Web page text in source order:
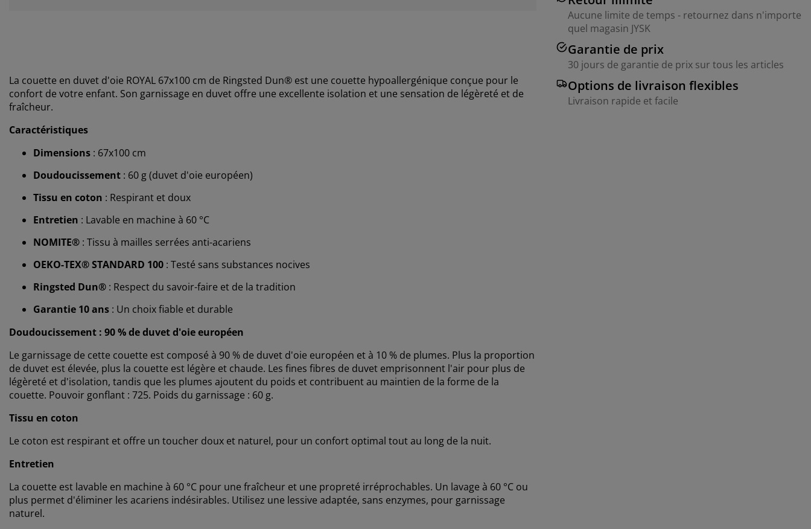
Aucune limite de temps - retournez dans n'importe
quel magasin JYSK
Garantie de prix
30 jours de garantie de prix sur tous les articles
Options de livraison flexibles
Livraison rapide et facile
La couette en duvet d'oie ROYAL 67x100 cm de Ringsted Dun® est une couette hypoallergénique conçue pour le
confort de votre enfant. Son garnissage en duvet offre une excellente isolation et une sensation de légèreté et de
fraîcheur.
Caractéristiques
Dimensions : 67x100 cm
Doudoucissement : 60 g (duvet d'oie européen)
Tissu en coton : Respirant et doux
Entretien : Lavable en machine à 60 °C
NOMITE® : Tissu à mailles serrées anti-acariens
OEKO-TEX® STANDARD 100 : Testé sans substances nocives
Ringsted Dun® : Respect du savoir-faire et de la tradition
Garantie 10 ans : Un choix fiable et durable
Doudoucissement : 90 % de duvet d'oie européen
Le garnissage de cette couette est composé à 90 % de duvet d'oie européen et à 10 % de plumes. Plus la proportion
de duvet est élevée, plus la couette est légère et chaude. Les fines fibres de duvet emprisonnent l'air pour plus de
légèreté et d'isolation, tandis que les plumes ajoutent du poids et contribuent au maintien de la forme de la
couette. Pouvoir gonflant : 725. Poids du garnissage : 60 g.
Tissu en coton
Le coton est respirant et offre un toucher doux et naturel, pour un confort optimal tout au long de la nuit.
Entretien
La couette est lavable en machine à 60 °C pour une fraîcheur et une propreté irréprochables. Un lavage à 60 °C ou
plus permet d'éliminer les acariens indésirables. Utilisez une lessive adaptée, sans enzymes, pour garnissage
naturel.